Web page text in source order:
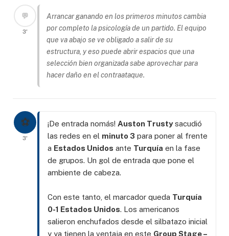
💬
3'
Arrancar ganando en los primeros minutos cambia
por completo la psicología de un partido. El equipo
que va abajo se ve obligado a salir de su
estructura, y eso puede abrir espacios que una
selección bien organizada sabe aprovechar para
hacer daño en el contraataque.
⚽
3'
¡De entrada nomás! Auston Trustysacudió
las redes en el minuto 3 para poner al frente
a Estados Unidos ante Turquía en la fase
de grupos. Un gol de entrada que pone el
ambiente de cabeza.
Con este tanto, el marcador queda Turquía
0-1 Estados Unidos. Los americanos
salieron enchufados desde el silbatazo inicial
y ya tienen la ventaja en este Group Stage –